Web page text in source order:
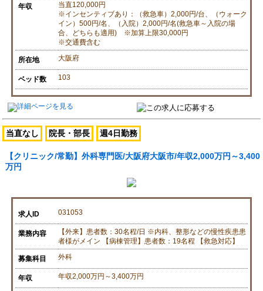
年収
当直120,000円
※インセンティブあり：（救急車）2,000円/台、（ウォーク
イン）500円/名、（入院）2,000円/名(救急車～入院の場
合、どちらも適用) ※加算上限30,000円
※交通費含む
所在地 大阪府
ベッド数 103
当直なし 院長・部長 週4日勤務
【クリニック/常勤】外科専門医/大阪府大阪市/年収2,000万円～3,400
万円
求人ID 031053
業務内容
【外来】患者数：30名程/日 ※内科、整形などの慢性疾患患
者様がメイン 【病棟管理】患者数：19名程 【救急対応】
募集科目 外科
年収 年収2,000万円～3,400万円